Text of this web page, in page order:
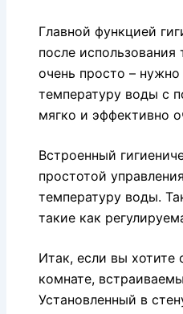
Главной функцией
после
очень просто –
температуру воды с
мягко и эффективно
Встроенный
простотой
температуру воды.
такие как
Итак, если вы хотите
комнате,
Установленный в